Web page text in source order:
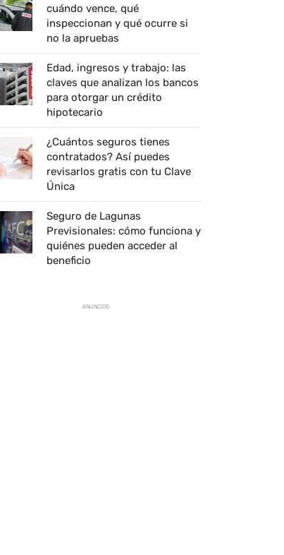
cuándo vence, qué
inspeccionan y qué ocurre si
no la apruebas
Edad, ingresos y trabajo: las
claves que analizan los bancos
para otorgar un crédito
hipotecario
¿Cuántos seguros tienes
contratados? Así puedes
revisarlos gratis con tu Clave
Única
Seguro de Lagunas
Previsionales: cómo funciona y
quiénes pueden acceder al
beneficio
ANUNCIOS